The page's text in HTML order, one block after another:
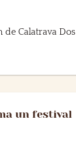
de Calatrava Dos
un festival